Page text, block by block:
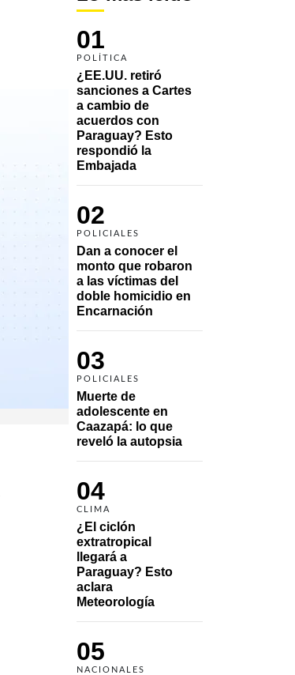
01
POLÍTICA
¿EE.UU. retiró
sanciones a Cartes
a cambio de
acuerdos con
Paraguay? Esto
respondió la
Embajada
02
POLICIALES
Dan a conocer el
monto que robaron
a las víctimas del
doble homicidio en
Encarnación
03
POLICIALES
Muerte de
adolescente en
Caazapá: lo que
reveló la autopsia
04
CLIMA
¿El ciclón
extratropical
llegará a
Paraguay? Esto
aclara
Meteorología
05
NACIONALES